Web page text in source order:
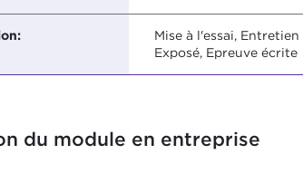
Mise à l'essai,
Exposé, Epreuve écrite
du module en entreprise